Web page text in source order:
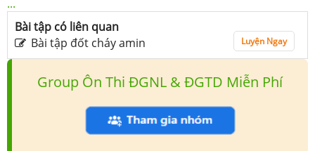
...
Bài tập có liên quan
Bài tập đốt cháy amin
Luyện Ngay
Group Ôn Thi ĐGNL & ĐGTD Miễn Phí